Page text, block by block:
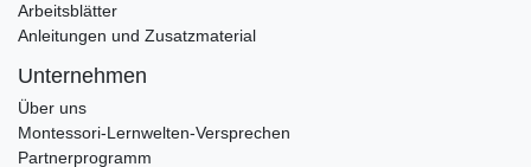
Arbeitsblätter
Anleitungen und Zusatzmaterial
Unternehmen
Über uns
Montessori-Lernwelten-Versprechen
Partnerprogramm